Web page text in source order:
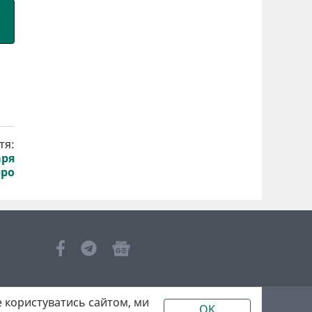
сайтом, ми